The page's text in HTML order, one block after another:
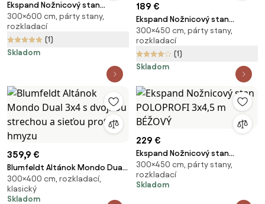
Ekspand Nožnicový stan
ŠTANDARD 3x6 m BIELY
300×600 cm, párty stany,
rozkladací
(1)
Skladom
189 €
Ekspand Nožnicový stan
ŠTANDARD 3x4,5 m BÉŽOVÝ
300×450 cm, párty stany,
rozkladací
(1)
Skladom
359,9 €
Blumfeldt Altánok Mondo Dual
3x4 s dvojitou strechou a
sieťou proti hmyzu
300×400 cm, rozkladací,
klasický
Skladom
229 €
Ekspand Nožnicový stan
POLOPROFI 3x4,5 m BÉŽOVÝ
300×450 cm, párty stany,
rozkladací
Skladom